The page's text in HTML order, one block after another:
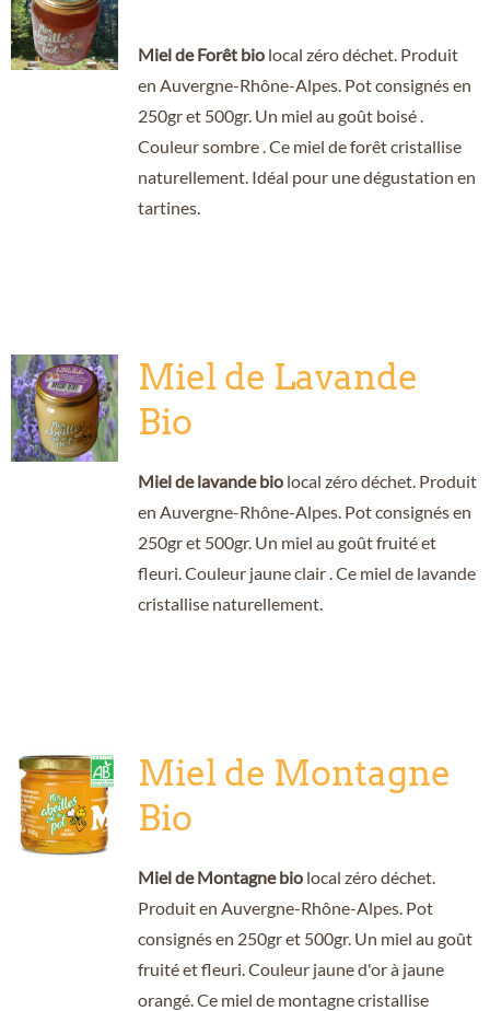
Miel de Forêt biolocal zéro déchet. Produit
en Auvergne-Rhône-Alpes. Pot consignés en
250gr et 500gr. Un miel au goût boisé .
Couleur sombre . Ce miel de forêt cristallise
naturellement. Idéal pour une dégustation en
tartines.
Miel de Lavande
Bio
Miel de lavande biolocal zéro déchet. Produit
en Auvergne-Rhône-Alpes. Pot consignés en
250gr et 500gr. Un miel au goût fruité et
fleuri. Couleur jaune clair . Ce miel de lavande
cristallise naturellement.
Miel de Montagne
Bio
Miel de Montagne biolocal zéro déchet.
Produit en Auvergne-Rhône-Alpes. Pot
consignés en 250gr et 500gr. Un miel au goût
fruité et fleuri. Couleur jaune d'or à jaune
orangé. Ce miel de montagne cristallise